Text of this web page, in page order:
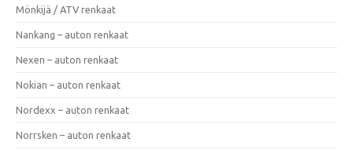
Mönkijä / ATV renkaat
Nankang – auton renkaat
Nexen – auton renkaat
Nokian – auton renkaat
Nordexx – auton renkaat
Norrsken – auton renkaat